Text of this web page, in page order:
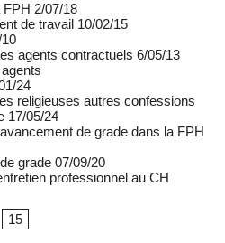
2/07/18
de travail 10/02/15
agents contractuels 6/05/13
24
religieuses autres confessions
17/05/24
de grade dans la FPH
grade 07/09/20
professionnel au CH
15